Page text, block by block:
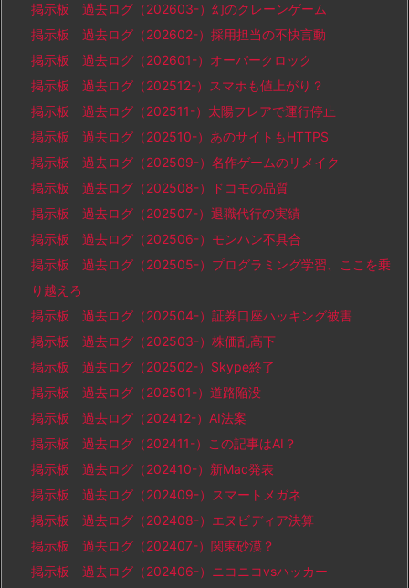
掲示板 過去ログ（202603-）幻のクレーンゲーム
掲示板 過去ログ（202602-）採用担当の不快言動
掲示板 過去ログ（202601-）オーバークロック
掲示板 過去ログ（202512-）スマホも値上がり？
掲示板 過去ログ（202511-）太陽フレアで運行停止
掲示板 過去ログ（202510-）あのサイトもHTTPS
掲示板 過去ログ（202509-）名作ゲームのリメイク
掲示板 過去ログ（202508-）ドコモの品質
掲示板 過去ログ（202507-）退職代行の実績
掲示板 過去ログ（202506-）モンハン不具合
掲示板 過去ログ（202505-）プログラミング学習、ここを乗
り越えろ
掲示板 過去ログ（202504-）証券口座ハッキング被害
掲示板 過去ログ（202503-）株価乱高下
掲示板 過去ログ（202502-）Skype終了
掲示板 過去ログ（202501-）道路陥没
掲示板 過去ログ（202412-）AI法案
掲示板 過去ログ（202411-）この記事はAI？
掲示板 過去ログ（202410-）新Mac発表
掲示板 過去ログ（202409-）スマートメガネ
掲示板 過去ログ（202408-）エヌビディア決算
掲示板 過去ログ（202407-）関東砂漠？
掲示板 過去ログ（202406-）ニコニコvsハッカー